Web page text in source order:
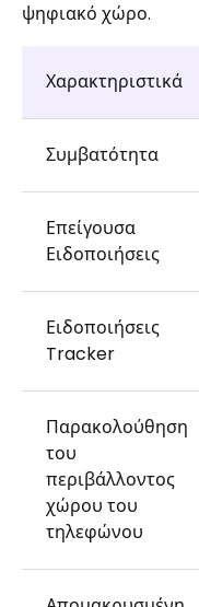
ψηφιακό χώρο.
Χαρακτηριστικά
Συμβατότητα
Επείγουσα
Ειδοποιήσεις
Ειδοποιήσεις
Tracker
Παρακολούθηση
του
περιβάλλοντος
χώρου του
τηλεφώνου